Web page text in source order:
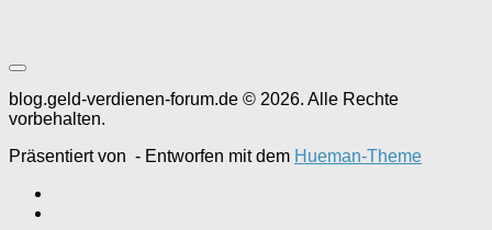
blog.geld-verdienen-forum.de © 2026. Alle Rechte
vorbehalten.
Präsentiert von - Entworfen mit dem Hueman-Theme